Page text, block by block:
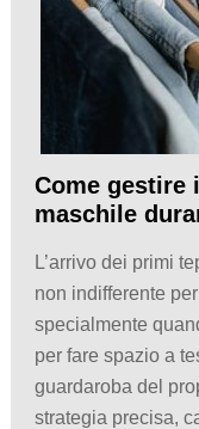
Come gestire
maschile
L’arrivo dei primi
non indifferente
specialmente
per fare spazio a
guardaroba del
strategia precisa,